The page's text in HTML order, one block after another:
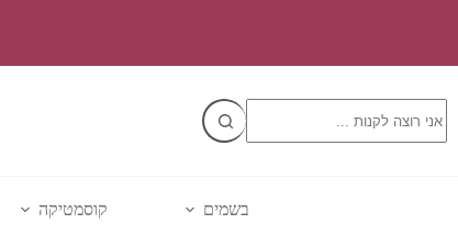
results
בשמים קוסמטיקה